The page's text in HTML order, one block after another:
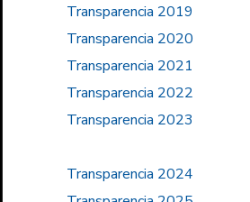
Transparencia 2019
Transparencia 2020
Transparencia 2021
Transparencia 2022
Transparencia 2023
Transparencia 2024